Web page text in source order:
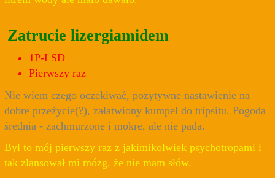
Zatrucie lizergiamidem
1P-LSD
Pierwszy raz
Nie wiem czego oczekiwać, pozytywne nastawienie na
dobre przeżycie(?), załatwiony kumpel do tripsitu. Pogoda
średnia - zachmurzone i mokre, ale nie pada.
Był to mój pierwszy raz z jakimikolwiek psychotropami i
tak zlansował mi mózg, że nie mam słów.